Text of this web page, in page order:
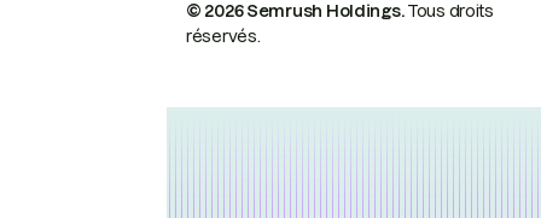
© 2026 Semrush Holdings.Tous droits
réservés.